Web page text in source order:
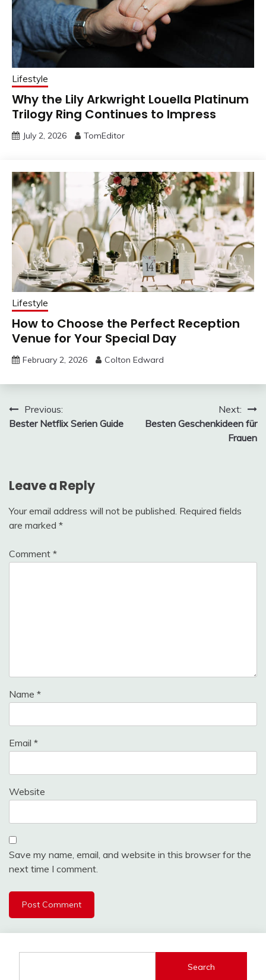
Lifestyle
Why the Lily Arkwright Louella Platinum
Trilogy Ring Continues to Impress
July 2, 2026 TomEditor
Lifestyle
How to Choose the Perfect Reception
Venue for Your Special Day
February 2, 2026 Colton Edward
Post
navigation
Previous:
Bester Netflix Serien Guide
Next:
Besten Geschenkideen für
Frauen
Leave a Reply
Your email address will not be published. Required fields
are marked *
Comment *
Name *
Email *
Website
Save my name, email, and website in this browser for the
next time I comment.
Search